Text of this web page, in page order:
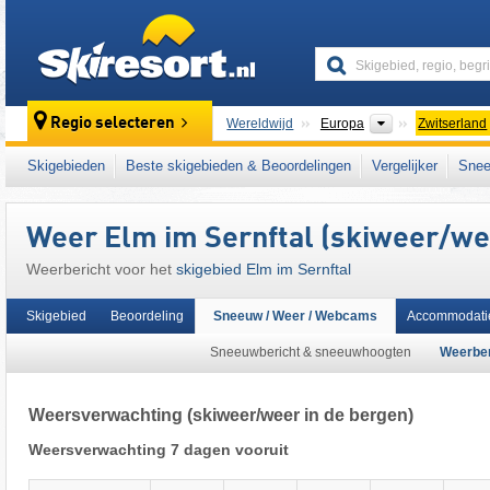
Regio selecteren Wereldwijd Europa Continenten
Zwitserland
Dit skigebied ligt ook in: Glarner Alpen
Skigebieden Beste skigebieden & Beoordelingen Vergelijker
Weer Elm im Sernftal (skiweer/
Weerbericht voor het skigebied Elm im Sernftal
Skigebied Beoordeling Sneeuw / Weer / Webcams
Sneeuwbericht & sneeuwhoogten
Weersverwachting (skiweer/weer in de bergen)
Weersverwachting 7 dagen vooruit